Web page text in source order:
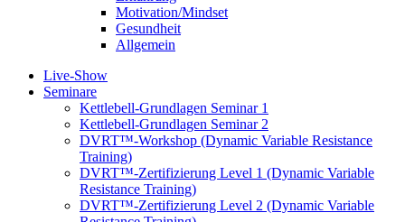
Motivation/Mindset
Gesundheit
Allgemein
Live-Show
Seminare
Kettlebell-Grundlagen Seminar 1
Kettlebell-Grundlagen Seminar 2
DVRT™-Workshop (Dynamic Variable Resistance
Training)
DVRT™-Zertifizierung Level 1 (Dynamic Variable
Resistance Training)
DVRT™-Zertifizierung Level 2 (Dynamic Variable